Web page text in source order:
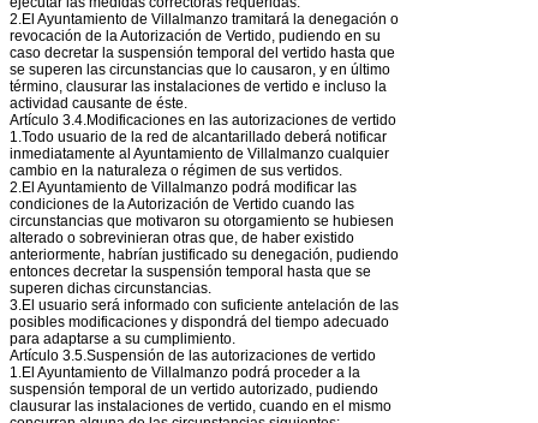
2.El Ayuntamiento de Villalmanzo tramitará la denegación o
revocación de la Autorización de Vertido, pudiendo en su
caso decretar la suspensión temporal del vertido hasta que
se superen las circunstancias que lo causaron, y en último
término, clausurar las instalaciones de vertido e incluso la
actividad causante de éste.
Artículo 3.4.Modificaciones en las autorizaciones de vertido
1.Todo usuario de la red de alcantarillado deberá notificar
inmediatamente al Ayuntamiento de Villalmanzo cualquier
cambio en la naturaleza o régimen de sus vertidos.
2.El Ayuntamiento de Villalmanzo podrá modificar las
condiciones de la Autorización de Vertido cuando las
circunstancias que motivaron su otorgamiento se hubiesen
alterado o sobrevinieran otras que, de haber existido
anteriormente, habrían justificado su denegación, pudiendo
entonces decretar la suspensión temporal hasta que se
superen dichas circunstancias.
3.El usuario será informado con suficiente antelación de las
posibles modificaciones y dispondrá del tiempo adecuado
para adaptarse a su cumplimiento.
Artículo 3.5.Suspensión de las autorizaciones de vertido
1.El Ayuntamiento de Villalmanzo podrá proceder a la
suspensión temporal de un vertido autorizado, pudiendo
clausurar las instalaciones de vertido, cuando en el mismo